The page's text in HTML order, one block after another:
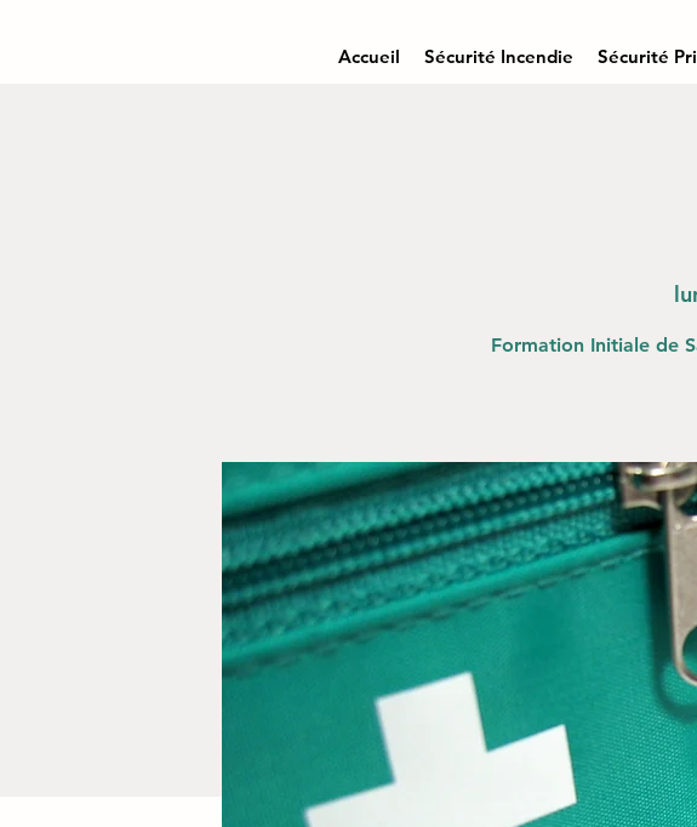
Accueil Sécurité Incendie Sécurité
Formation Initiale de